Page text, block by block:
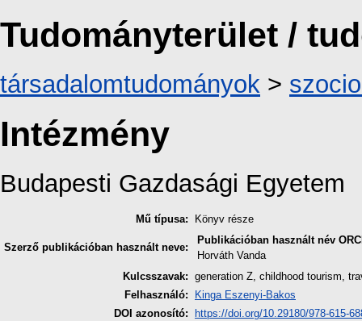
Tudományterület /
társadalomtudományok >
Intézmény
Budapesti Gazdasági Egyetem
Mű típusa: Könyv része
Szerző publikációban használt neve:
Publikációban használt név
Horváth Vanda
Kulcsszavak: generation Z, childhood tourism,
Felhasználó:
Kinga Eszenyi-Bakos
DOI azonosító:
https://doi.org/10.29180/978-615-